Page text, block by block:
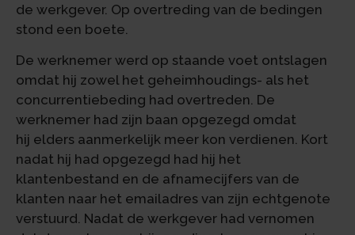
de werkgever. Op overtreding van de bedingen
stond een boete.
De werknemer werd op staande voet ontslagen
omdat hij zowel het geheimhoudings- als het
concurrentiebeding had overtreden. De
werknemer had zijn baan opgezegd omdat
hij elders aanmerkelijk meer kon verdienen. Kort
nadat hij had opgezegd had hij het
klantenbestand en de afnamecijfers van de
klanten naar het emailadres van zijn echtgenote
verstuurd. Nadat de werkgever had vernomen